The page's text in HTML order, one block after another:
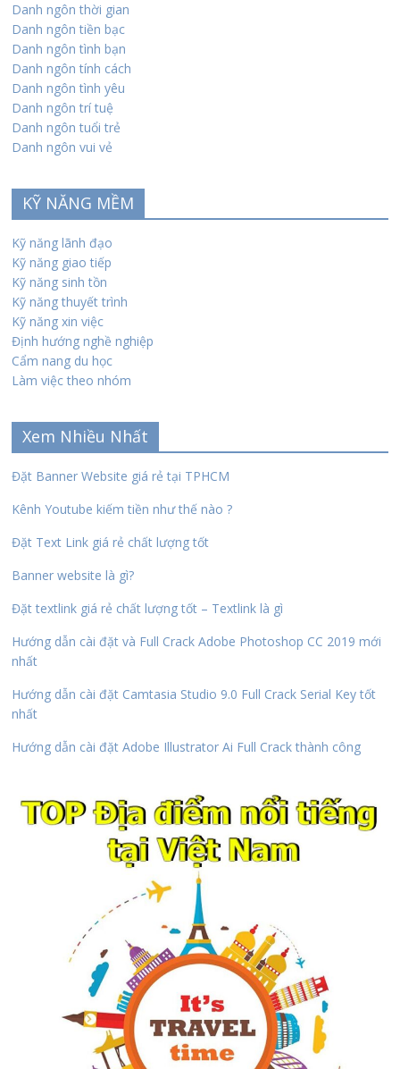
Danh ngôn thời gian
Danh ngôn tiền bạc
Danh ngôn tình bạn
Danh ngôn tính cách
Danh ngôn tình yêu
Danh ngôn trí tuệ
Danh ngôn tuổi trẻ
Danh ngôn vui vẻ
KỸ NĂNG MỀM
Kỹ năng lãnh đạo
Kỹ năng giao tiếp
Kỹ năng sinh tồn
Kỹ năng thuyết trình
Kỹ năng xin việc
Định hướng nghề nghiệp
Cẩm nang du học
Làm việc theo nhóm
Xem Nhiều Nhất
Đặt Banner Website giá rẻ tại TPHCM
Kênh Youtube kiếm tiền như thế nào ?
Đặt Text Link giá rẻ chất lượng tốt
Banner website là gì?
Đặt textlink giá rẻ chất lượng tốt – Textlink là gì
Hướng dẫn cài đặt và Full Crack Adobe Photoshop CC 2019 mới
nhất
Hướng dẫn cài đặt Camtasia Studio 9.0 Full Crack Serial Key tốt
nhất
Hướng dẫn cài đặt Adobe Illustrator Ai Full Crack thành công